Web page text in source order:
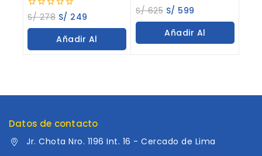
0
out
of
S/278 S/ 249
Añadir Al
0
out
of
S/625 S/ 599
Añadir Al
Datos de contacto
Jr. Chota Nro. 1196 Int. 16 - Cercado de Lima